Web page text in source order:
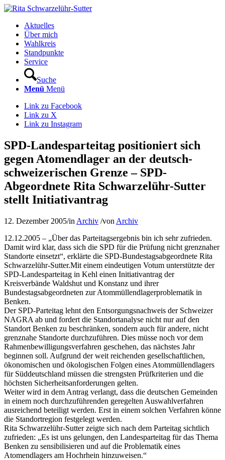
Aktuelles
Über mich
Wahlkreis
Standpunkte
Service
Suche
Menü Menü
Link zu Facebook
Link zu X
Link zu Instagram
SPD-Landesparteitag positioniert sich
gegen Atomendlager an der deutsch-
schweizerischen Grenze – SPD-
Abgeordnete Rita Schwarzelühr-Sutter
stellt Initiativantrag
12. Dezember 2005/in Archiv /von Archiv
12.12.2005 – „Über das Parteitagsergebnis bin ich sehr zufrieden.
Damit wird klar, dass sich die SPD für die Prüfung nicht grenznaher
Standorte einsetzt“, erklärte die SPD-Bundestagsabgeordnete Rita
Schwarzelühr-Sutter.Mit einem eindeutigen Votum unterstützte der
SPD-Landesparteitag in Kehl einen Initiativantrag der
Kreisverbände Waldshut und Konstanz und ihrer
Bundestagsabgeordneten zur Atommüllendlagerproblematik in
Benken.
Der SPD-Parteitag lehnt den Entsorgungsnachweis der Schweizer
NAGRA ab und fordert die Standortanalyse nicht nur auf den
Standort Benken zu beschränken, sondern auch für andere, nicht
grenznahe Standorte durchzuführen. Dies müsse noch vor dem
Rahmenbewilligungsverfahren geschehen, das nächstes Jahr
beginnen soll. Aufgrund der weit reichenden gesellschaftlichen,
ökonomischen und ökologischen Folgen eines Atommüllendlagers
für Süddeutschland müssen die strengsten Prüfkriterien und die
höchsten Sicherheitsanforderungen gelten.
Weiter wird in dem Antrag verlangt, dass die deutschen Gemeinden
in einem noch durchzuführenden geregelten Auswahlverfahren
ausreichend beteiligt werden. Erst in einem solchen Verfahren könne
die Standortregion festgelegt werden.
Rita Schwarzelühr-Sutter zeigte sich nach dem Parteitag sichtlich
zufrieden: „Es ist uns gelungen, den Landesparteitag für das Thema
Benken zu sensibilisieren und auf die Problematik eines
Atomendlagers am Hochrhein hinzuweisen.“